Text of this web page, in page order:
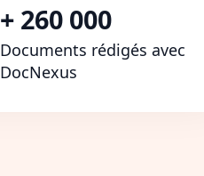
+ 260 000
Documents rédigés avec
DocNexus